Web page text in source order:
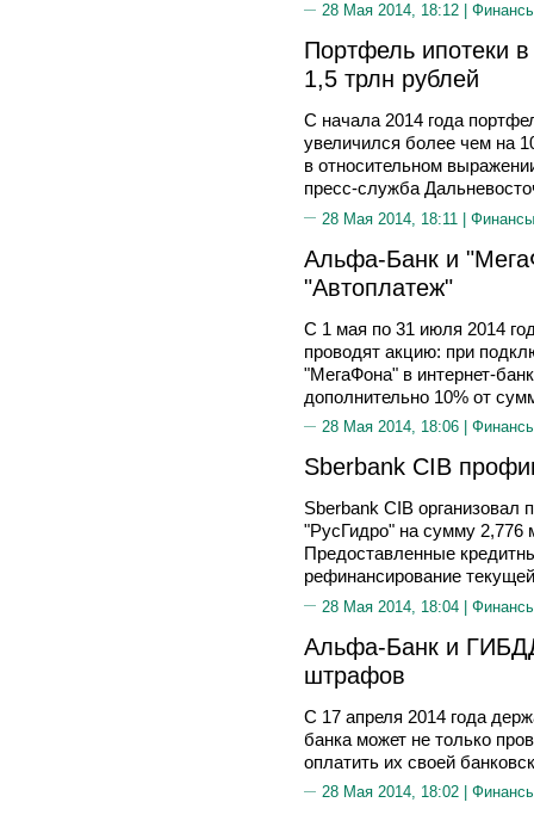
28 Мая 2014, 18:12 |
Портфель ипотеки
1,5 трлн рублей
С начала 2014 года
увеличился более чем на
в относительном
пресс-служба
28 Мая 2014, 18:11 | Финансы
Альфа-Банк и
"Автоплатеж"
С 1 мая по 31 июля 2014
проводят акцию: при
"МегаФона" в интернет-
дополнительно 10% от
28 Мая 2014, 18:06 |
Sberbank CIB
Sberbank CIB
"РусГидро" на сумму 2,776
Предоставленные
рефинансирование
28 Мая 2014, 18:04 |
Альфа-Банк и
штрафов
С 17 апреля 2014 года
банка может не только
оплатить их своей
28 Мая 2014, 18:02 |